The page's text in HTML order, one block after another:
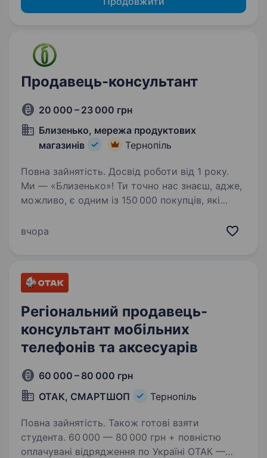
Продавець-консультант
20 000 – 23 000 грн
Близенько, мережа продуктових
магазинів
Тернопіль
Повна зайнятість. Досвід роботи від 1 року.
Ми — «Близенько»! Ти точно нас знаєш, адже,
можливо, є одним із 150 000 покупців, які
ти став ще ближчим! Зараз ми шукаємо
вчора
Регіональний продавець-
консультант мобільних
телефонів та аксесуарів
60 000 – 80 000 грн
ОТАК, СМАРТШОП
Тернопіль
Повна зайнятість. Також готові взяти
студента. 60 000 — 80 000 грн + повністю
оплачувані відрядження по Україні ОТАК —